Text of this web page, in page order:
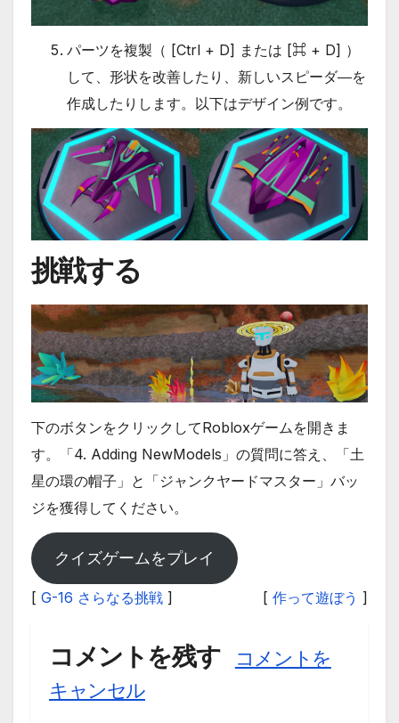
パーツを複製（ [Ctrl + D] または [⌘ + D] ）
して、形状を改善したり、新しいスピーダ―を
作成したりします。以下はデザイン例です。
挑戦する
下のボタンをクリックしてRobloxゲームを開きま
す。「4. Adding NewModels」の質問に答え、「土
星の環の帽子」と「ジャンクヤードマスター」バッ
ジを獲得してください。
クイズゲームをプレイ
[ G-16 さらなる挑戦 ] [ 作って遊ぼう ]
コメントを残す
コメントを
キャンセル